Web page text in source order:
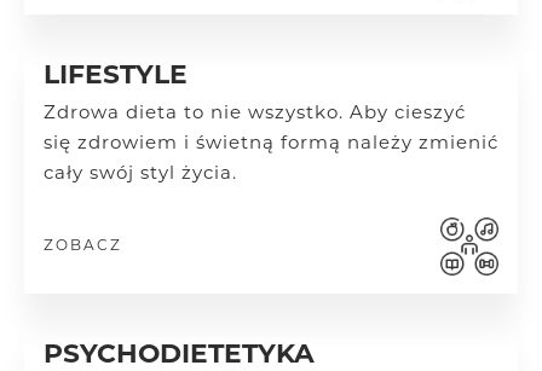
LIFESTYLE
Zdrowa dieta to nie wszystko. Aby cieszyć
się zdrowiem i świetną formą należy zmienić
cały swój styl życia.
ZOBACZ
PSYCHODIETETYKA